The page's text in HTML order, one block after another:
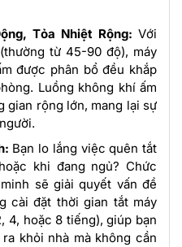
Tỏa Nhiệt Rộng: Với
từ 45-90 độ), máy
được phân bổ đều khắp
Luồng không khí ấm
gian rộng lớn, mang lại sự
Bạn lo lắng việc quên tắt
khi đang ngủ? Chức
sẽ giải quyết vấn đề
cài đặt thời gian tắt máy
4, hoặc 8 tiếng), giúp bạn
khỏi nhà mà không cần